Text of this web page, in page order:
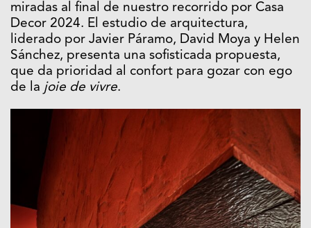
miradas al final de nuestro recorrido por Casa
Decor 2024. El estudio de arquitectura,
liderado por Javier Páramo, David Moya y Helen
Sánchez, presenta una sofisticada propuesta,
que da prioridad al confort para gozar con ego
de la joie de vivre.